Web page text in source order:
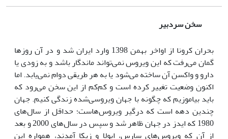
سخن سردبیر
بحران کرونا از اواخر بهمن 1398 وارد ایران شد و در آن روزها
گمان می‌رفت که این ویروس نمی‌تواند ماندگار باشد و به زودی یا
دارو و واکسن آن ساخته می‌شود یا به هر طریقی دوام نمی‌یابد. اما
اکنون وضعیت تغییر کرده است و کم‌کم از این سخن می‌رود که
باید بیاموزیم که چگونه با جهان ویروسی‌شده زندگی کنیم. جهان
چندین دهه است که درگیر ویروس‌هاست؛ حداقل از سال‌های
1980 که ایدز در جهان ظاهر شد و سپس در سال‌های 2000 و بعد
از آن که ویروس‌های سارس، ابولا و زیکا آمدند، همواره این